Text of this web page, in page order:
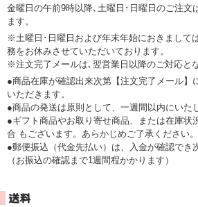
金曜日の午前9時以降､土曜日･日曜日のご注文
ます。
※土曜日･日曜日および年末年始におきまして
務をお休みさせていただいております。
※注文完了メールは､翌営業日以降のご対応と
●商品在庫が確認出来次第【注文完了メール】
いただきます。
●商品の発送は原則として、一週間以内にいた
●ギフト商品やお取り寄せ商品、または在庫状
合 もございます。あらかじめご了承ください。
●郵便振込（代金先払い）は、入金が確認でき
（お振込の確認まで1週間程かかります）